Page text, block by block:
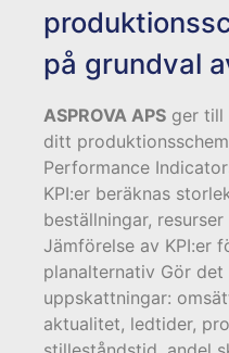
på grundval
ASPROVA APS ger till
ditt
Performance
KPI:er beräknas
beställningar,
Jämförelse av KPI:er
planalternativ Gör
uppskattningar:
aktualitet, ledtider,